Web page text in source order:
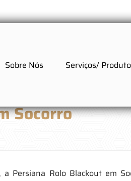
Sobre Nós Serviços/
Socorro
Persiana Rolo Blackout em